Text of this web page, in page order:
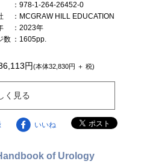
：978-1-264-26452-0
：MCGRAW HILL EDUCATION
：2023年
数 ：1605pp.
円(本体32,830円 ＋ 税)
く見る
いいね
of Urology